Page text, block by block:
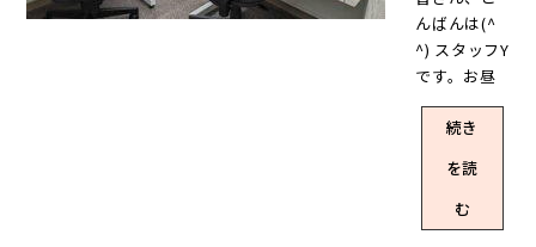
室】かつ【3
人以上15人
未満】のお
部屋をご紹
介します。
本記事でご
紹介するの
お部屋のみ
回復費も不
要 水道光熱
費は共益費
に込み！ 法
人登記もで
きる お部屋
K！同じオフ
翔オフィス
田町、駅か
らのルート
をご紹介！
(画像付き)
駅からのア
クセスはこ
ちら🚉都営
期費用と
月々の費用
も抑えられ
レンタルオ
✨ 2024年春
におすす
め！天翔オ
スは全て駅
から徒歩5分
圏内、格安
だけどサー
ビスも充実
しているレ
ンタルオフ
▼天翔オフ
ス、キャン
ペーン実施
中のオフィ
スはどこ？
キャンペー
ンが対象の
オフィスは
のか……？
でもお知ら
せしました
が てんしょ
うくん、指
差すの上手
いね～👏 ／
頃、天翔オ
んばんは(^
^) スタッフY
です。お昼
休憩時に外
を歩いてい
きの桜が咲
いているの
を見つけま
続き
を読
む